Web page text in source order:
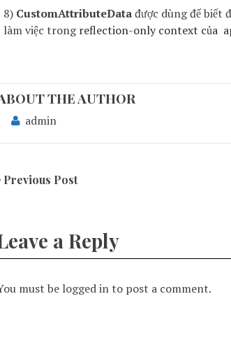
8) CustomAttributeDatađược dùng để biết
làm việc trongreflection-only context của
THE AUTHOR
admin
Previous Post
a Reply
must be logged into post a comment.